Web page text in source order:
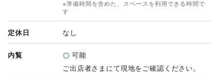
※準備時間を含めた、スペースを利用できる時間で
す
定休日 なし
内覧
可能
ご出店者さまにて現地をご確認ください。